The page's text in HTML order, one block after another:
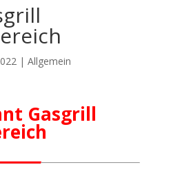
| Allgemein
Gasgrill